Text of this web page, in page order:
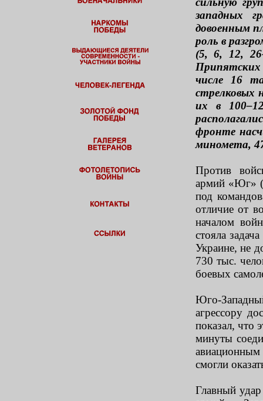
западных
довоенным
роль в
(5, 6, 12,
числе 16
стрелковых
их в
фронте
миномета,
Против
армий «Юг»
под
отличие от
началом
стояла
Украине, не
730 тыс.
боевых
Юго-
агрессору
показал, что
минуты
смогли
Главный